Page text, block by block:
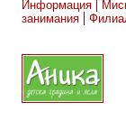
Информация
занимания